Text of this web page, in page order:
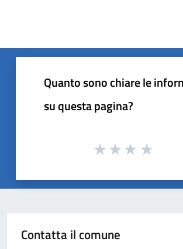
Quanto sono chiare le
su questa pagina?
Contatta il comune